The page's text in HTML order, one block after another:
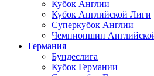
Кубок Англии
Кубок Английской Лиги
Суперкубок Англии
Чемпионшип
Германия
Бундеслига
Кубок Германии